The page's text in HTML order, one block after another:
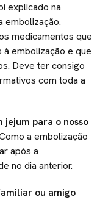
explicado na
embolização.
medicamentos que
embolização e que
Deve ter consigo
com toda a
jejum para o nosso
a embolização
após a
no dia anterior.
ou amigo